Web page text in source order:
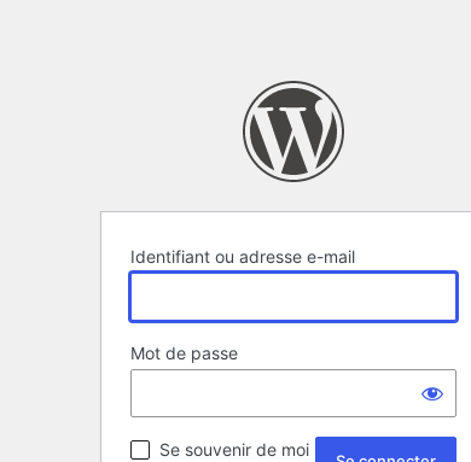
Identifiant ou adresse e-mail
Mot de passe
Se souvenir de moi